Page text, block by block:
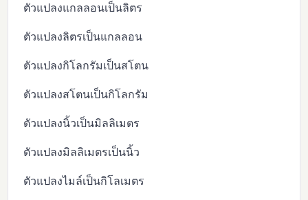
ตัวแปลงแกลลอนเป็นลิตร
ตัวแปลงลิตรเป็นแกลลอน
ตัวแปลงกิโลกรัมเป็นสโตน
ตัวแปลงสโตนเป็นกิโลกรัม
ตัวแปลงนิ้วเป็นมิลลิเมตร
ตัวแปลงมิลลิเมตรเป็นนิ้ว
ตัวแปลงไมล์เป็นกิโลเมตร